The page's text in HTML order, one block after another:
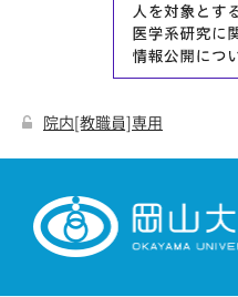
院内[教職員]専用